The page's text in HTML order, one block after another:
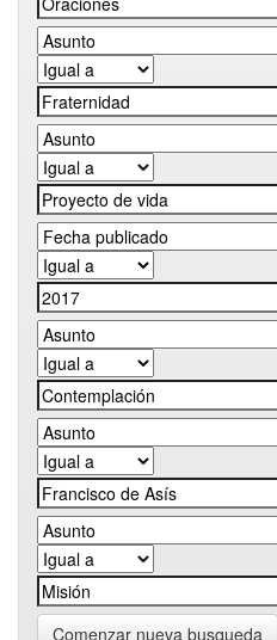
Comenzar nueva busqueda